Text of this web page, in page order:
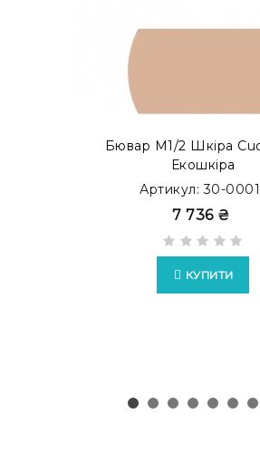
прошарком усередині. Такий тип
представлений як бювар з
Можливо виготовлення бюварів у
Бювар М1/2 Шкіра
Екошкіра
Артикул: 30-
7 736 ₴
КУПИТИ